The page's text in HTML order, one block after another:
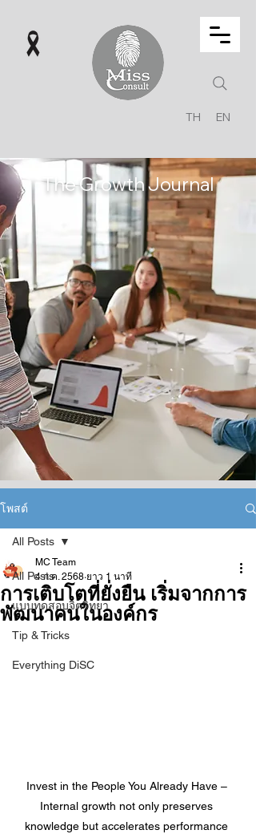
TH EN
The Growth Journal
โพสต์
All Posts
แบบทดสอบจิตวิทยา
Tip & Tricks
Everything DiSC
All Posts
การเติบโตที่ยั่งยืน เริ่มจากการ
พัฒนาคนในองค์กร
MC Team
4 ก.ค. 2568 ยาว 1 นาที
Invest in the People You Already Have –
Internal growth not only preserves
knowledge but accelerates performance